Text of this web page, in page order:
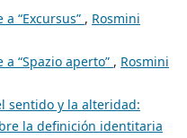
“Excursus” , Rosmini
“Spazio aperto” , Rosmini
sentido y la alteridad:
la definición identitaria